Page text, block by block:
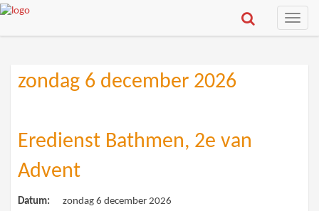
Toggle
zondag 6 december 2026
Eredienst Bathmen, 2e van
Advent
Datum:
zondag 6 december 2026